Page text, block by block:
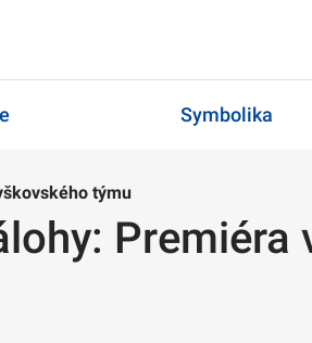
Symbolika
týmu
Premiéra